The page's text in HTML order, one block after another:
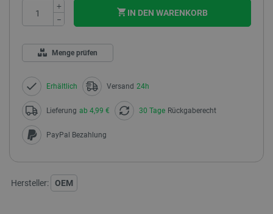
+
−
IN DEN WARENKORB
Menge prüfen
Erhältlich Versand 24h
Lieferung ab 4,99 € 30 Tage Rückgaberecht
PayPal Bezahlung
Hersteller: OEM